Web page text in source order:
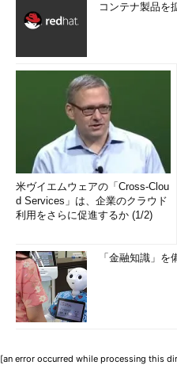
コンテナ製品を
米ヴイエムウェアの「Cross-Clou
d Services」は、企業のクラウド
利用をさらに促進するか (1/2)
「金融知識」
[an error occurred while processing this